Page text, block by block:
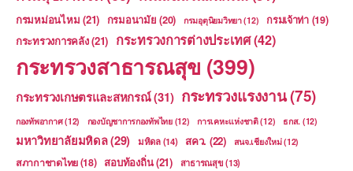
กรมหม่อนไหม (21) กรมอนามัย (20) กรมอุตุนิยมวิทยา(12) กรมเจ้าท่า(19)
กระทรวงการคลัง(21) กระทรวงการต่างประเทศ(42)
กระทรวงสาธารณสุข (399)
กระทรวงเกษตรและสหกรณ์(31) กระทรวงแรงงาน(75)
กองทัพอากาศ(12) กองบัญชาการกองทัพไทย(12) การเคหะแห่งชาติ(12) ธกส. (12)
มหาวิทยาลัยมหิดล(29) มหิดล(14) สคว. (22) สนจ.เชียงใหม่(12)
สภากาชาดไทย(18) สอบท้องถิ่น(21) สาธารณสุข (13)